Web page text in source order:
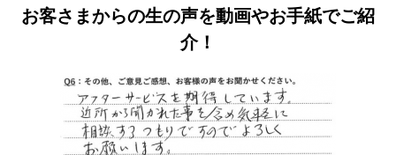
お客さまからの生の声を動画やお手紙でご紹
介！